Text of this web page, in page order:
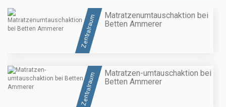
Zentralraum
Matratzenumtauschaktion bei
Betten Ammerer
Zentralraum
Matratzen-umtauschaktion bei
Betten Ammerer